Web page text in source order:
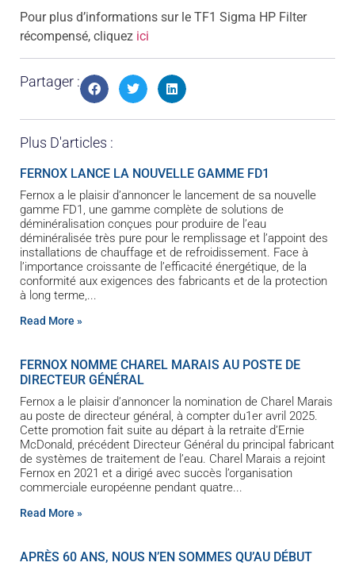
Pour plus d’informations sur le TF1 Sigma HP Filter
récompensé, cliquez ici
Partager :
Plus D'articles :
FERNOX LANCE LA NOUVELLE GAMME FD1
Fernox a le plaisir d’annoncer le lancement de sa nouvelle
gamme FD1, une gamme complète de solutions de
déminéralisation conçues pour produire de l’eau
déminéralisée très pure pour le remplissage et l’appoint des
installations de chauffage et de refroidissement. Face à
l’importance croissante de l’efficacité énergétique, de la
conformité aux exigences des fabricants et de la protection
à long terme,
Read More »
FERNOX NOMME CHAREL MARAIS AU POSTE DE
DIRECTEUR GÉNÉRAL
Fernox a le plaisir d’annoncer la nomination de Charel Marais
au poste de directeur général, à compter du1er avril 2025.
Cette promotion fait suite au départ à la retraite d’Ernie
McDonald, précédent Directeur Général du principal fabricant
de systèmes de traitement de l’eau. Charel Marais a rejoint
Fernox en 2021 et a dirigé avec succès l’organisation
commerciale européenne pendant quatre
Read More »
APRÈS 60 ANS, NOUS N’EN SOMMES QU’AU DÉBUT